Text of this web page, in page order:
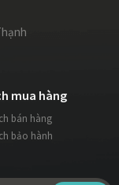
mua hàng
bán hàng
bảo hành